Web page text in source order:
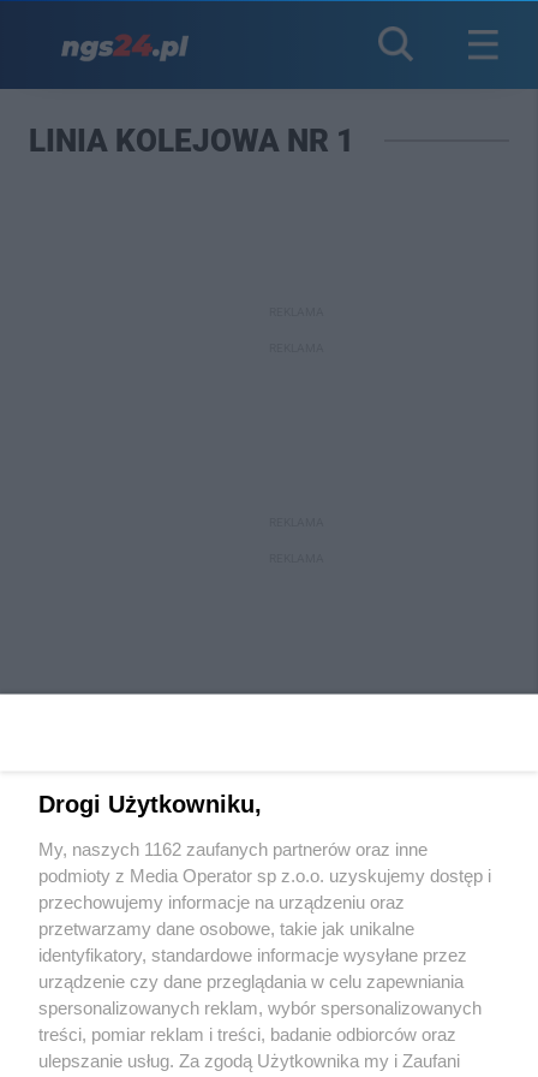
LINIA KOLEJOWA NR 1
Wydawca mediówlokalnych
Nie zapomnij
zapoznać się z:
polityką prywatności regulamin korzystania z portali
Twojemiasto Skontaktuj się z nami
Drogi Użytkowniku,
My, naszych 1162 zaufanych partnerów oraz inne
podmioty z Media Operator sp z.o.o. uzyskujemy dostęp i
przechowujemy informacje na urządzeniu oraz
przetwarzamy dane osobowe, takie jak unikalne
identyfikatory, standardowe informacje wysyłane przez
urządzenie czy dane przeglądania w celu zapewniania
spersonalizowanych reklam, wybór spersonalizowanych
treści, pomiar reklam i treści, badanie odbiorców oraz
ulepszanie usług. Za zgodą Użytkownika my i Zaufani